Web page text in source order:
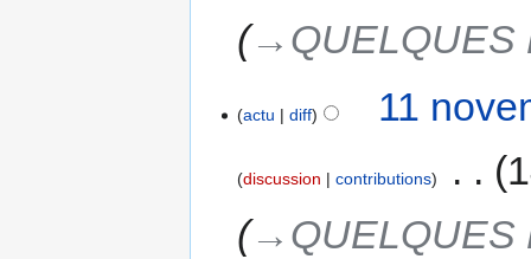
→‎QUELQUES
actu diff 11
discussion contributions
→‎QUELQUES